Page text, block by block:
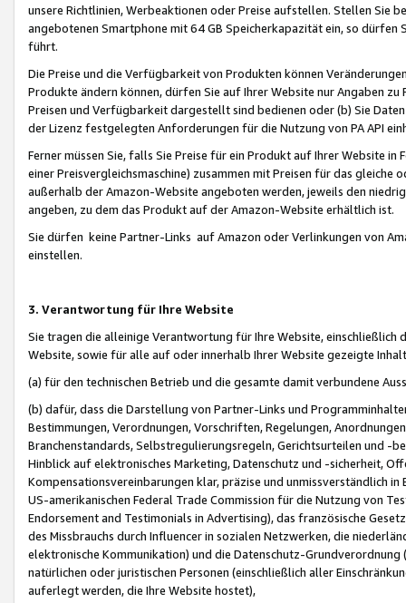
unsere Richtlinien, Werbeaktionen oder Preise aufstellen. Stellen Sie
angebotenen Smartphone mit 64 GB Speicherkapazität ein, so dürfen
führt.
Die Preise und die Verfügbarkeit von Produkten können
Produkte ändern können, dürfen Sie auf Ihrer Website nur Angaben
Preisen und Verfügbarkeit dargestellt sind bedienen oder (b) Sie
der Lizenz festgelegten Anforderungen für die Nutzung von PA API
Ferner müssen Sie, falls Sie Preise für ein Produkt auf Ihrer Website
einer Preisvergleichsmaschine) zusammen mit Preisen für das
außerhalb der Amazon-Website angeboten werden, jeweils den
angeben, zu dem das Produkt auf der Amazon-Website erhältlich ist.
Sie dürfen keine Partner-Links auf Amazon oder Verlinkungen von
einstellen.
3. Verantwortung für Ihre Website
Sie tragen die alleinige Verantwortung für Ihre Website,
Website, sowie für alle auf oder innerhalb Ihrer Website gezeigte
(a) für den technischen Betrieb und die gesamte damit verbundene
(b) dafür, dass die Darstellung von Partner-Links und
Bestimmungen, Verordnungen, Vorschriften, Regelungen,
Branchenstandards, Selbstregulierungsregeln, Gerichtsurteilen und -
Hinblick auf elektronisches Marketing, Datenschutz und -sicherheit,
Kompensationsvereinbarungen klar, präzise und unmissverständlich
US-amerikanischen Federal Trade Commission für die Nutzung von
Endorsement and Testimonials in Advertising), das französische
des Missbrauchs durch Influencer in sozialen Netzwerken, die
elektronische Kommunikation) und die Datenschutz-
natürlichen oder juristischen Personen (einschließlich aller
auferlegt werden, die Ihre Website hostet),